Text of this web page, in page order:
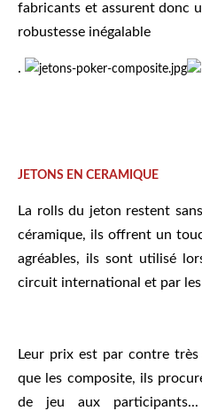
fabricants et assurent donc
robustesse inégalable
.
JETONS EN CERAMIQUE
La rolls du jeton restent
céramique, ils offrent un
agréables, ils sont utilisé
circuit international et par les
Leur prix est par contre
que les composite, ils
de jeu aux